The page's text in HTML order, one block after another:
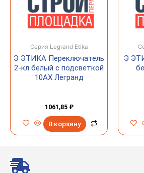
Серия Legrand Etika
Э ЭТИКА Переключатель
2-кл белый с подсветкой
10AX Легранд
1061,85 ₽
В корзину
Э